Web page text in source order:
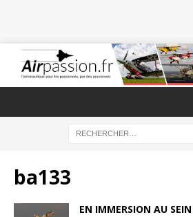
ba133
EN IMMERSION AU